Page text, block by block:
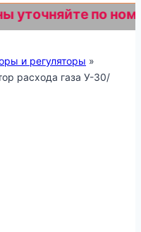
по
и регуляторы »
расхода газа У-30/